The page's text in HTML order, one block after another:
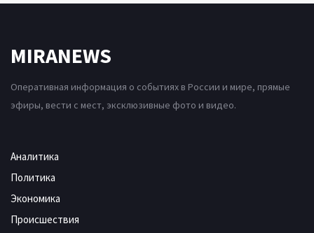
MIRANEWS
Оперативная информация о событиях в России и мире, прямые
эфиры, вести с мест, эксклюзивные фото и видео.
Аналитика
Политика
Экономика
Происшествия